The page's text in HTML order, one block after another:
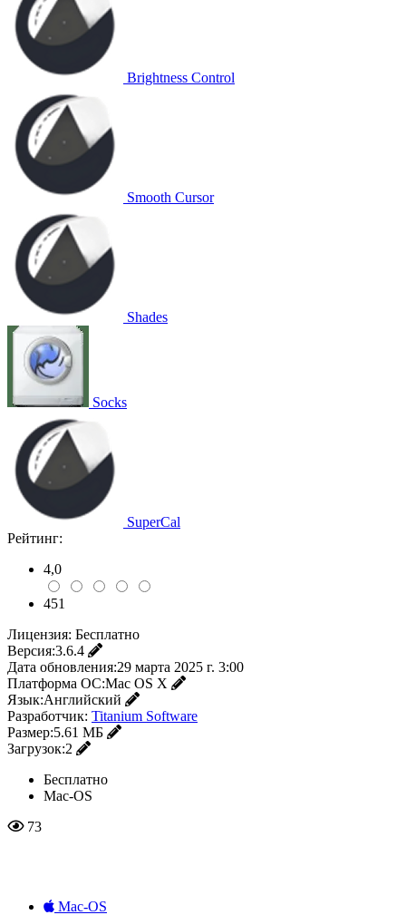
Brightness Control
Smooth Cursor
Shades
Socks
SuperCal
Рейтинг:
4,0
451
Лицензия: Бесплатно
Версия:3.6.4
Дата обновления:29 марта 2025 г. 3:00
Платформа ОС:Mac OS X
Язык:Английский
Разработчик: Titanium Software
Размер:5.61 МБ
Загрузок:2
Бесплатно
Mac-OS
73
Mac-OS